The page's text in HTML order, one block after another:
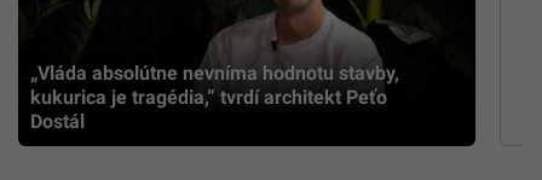
„Vláda absolútne nevníma hodnotu stavby,
kukurica je tragédia,” tvrdí architekt Peťo
Dostál